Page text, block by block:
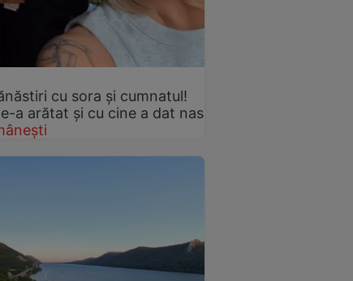
cu sora și cumnatul!
a arătat și cu cine a dat nas